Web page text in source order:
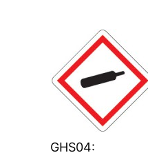
GHS04: